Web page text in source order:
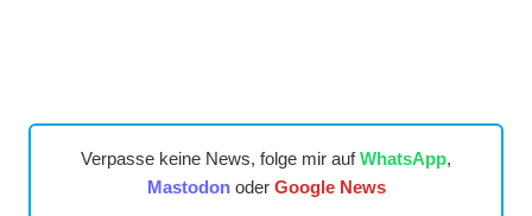
Verpasse keine News, folge mir aufWhatsApp,
Mastodonoder Google News